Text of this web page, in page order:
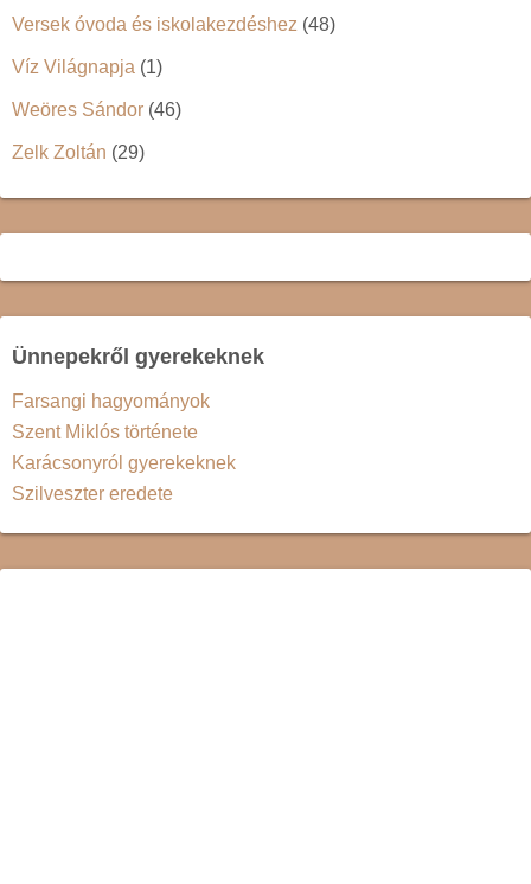
Versek óvoda és iskolakezdéshez (48)
Víz Világnapja (1)
Weöres Sándor (46)
Zelk Zoltán (29)
Ünnepekről gyerekeknek
Farsangi hagyományok
Szent Miklós története
Karácsonyról gyerekeknek
Szilveszter eredete